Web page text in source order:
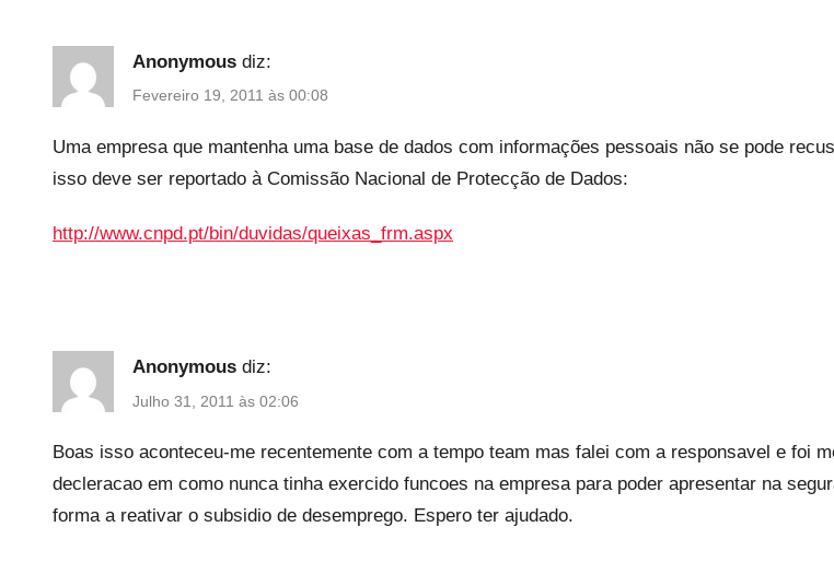
Anonymous diz:
Fevereiro 19, 2011 às 00:08
Uma empresa que mantenha uma base de dados com informações pessoais não se pode
isso deve ser reportado à Comissão Nacional de Protecção de Dados:
http://www.cnpd.pt/bin/duvidas/queixas_frm.aspx
Anonymous diz:
Julho 31, 2011 às 02:06
Boas isso aconteceu-me recentemente com a tempo team mas falei com a responsavel e foi
decleracao em como nunca tinha exercido funcoes na empresa para poder apresentar na
forma a reativar o subsidio de desemprego. Espero ter ajudado.